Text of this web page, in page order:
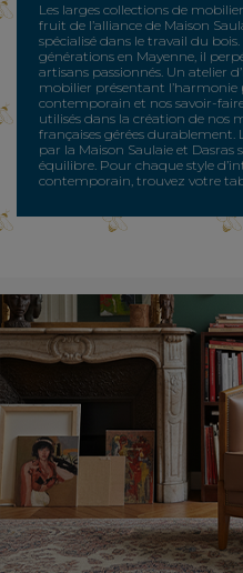
Les larges collections de mobilier
fruit de l’alliance de Maison
spécialisé dans le travail du
générations en Mayenne, il
artisans passionnés. Un atelier
mobilier présentant l’harmonie
contemporain et nos savoir-
utilisés dans la création de nos
françaises gérées durablement.
par la Maison Saulaie et
équilibre. Pour chaque style
contemporain, trouvez votre